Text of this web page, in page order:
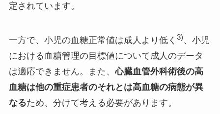
定されています。
一方で、小児の血糖正常値は成人より低く 3)、小児
における血糖管理の目標値について成人のデータ
は適応できません。また、心臓血管外科術後の高
血糖は他の重症患者のそれとは高血糖の病態が異
なるため、分けて考える必要があります。